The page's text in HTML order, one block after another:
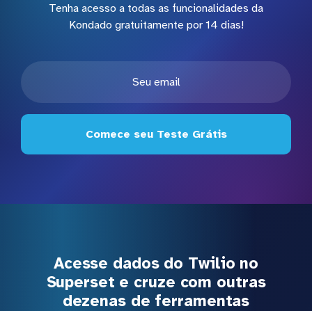
Tenha acesso a todas as funcionalidades da
Kondado gratuitamente por 14 dias!
Comece seu Teste Grátis
Acesse dados do Twilio no
Superset e cruze com outras
dezenas de ferramentas